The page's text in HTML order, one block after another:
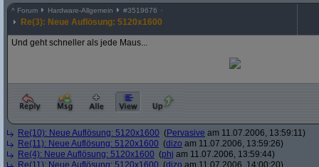
^ Forum Hardware-Allgemein #3519676
Re(3): Neue Auflösung: 5120x1600
Und geht schneller als jede Maus...
Re(10): Neue Auflösung: 5120x1600 (Pervasive am 11.07.2006, 13:59:11)
Re(11): Neue Auflösung: 5120x1600 (dizo am 11.07.2006, 13:59:26)
Re(4): Neue Auflösung: 5120x1600 (phj am 11.07.2006, 13:59:44)
Re(11): Neue Auflösung: 5120x1600 (dizo am 11.07.2006, 14:00:20)